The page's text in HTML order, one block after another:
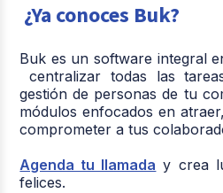
¿Ya conoces Buk?
Buk es un software integral
centralizar todas las
gestión de personas de tu
módulos enfocados en
comprometer a tus
Agenda tu llamada y crea
felices.